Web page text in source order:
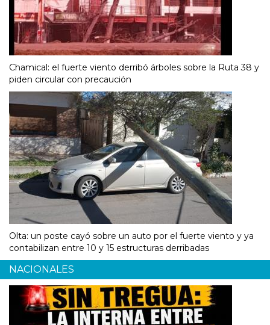
Chamical: el fuerte viento derribó árboles sobre la Ruta 38 y
piden circular con precaución
Olta: un poste cayó sobre un auto por el fuerte viento y ya
contabilizan entre 10 y 15 estructuras derribadas
NACIONALES